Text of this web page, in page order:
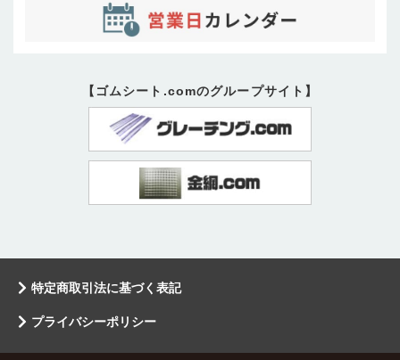
【ゴムシート.comのグループサイト】
特定商取引法に基づく表記
プライバシーポリシー